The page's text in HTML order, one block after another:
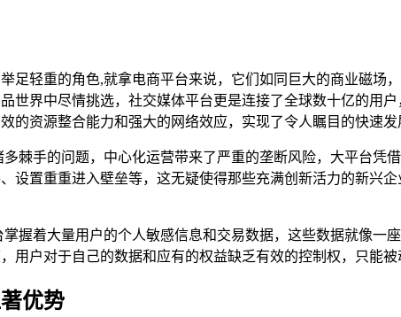
足轻重的角色,就拿电商平台来说，它们如同巨大的商业磁
世界中尽情挑选，社交媒体平台更是连接了全球数十亿的用
的资源整合能力和强大的网络效应，实现了令人瞩目的快速发
棘手的问题，中心化运营带来了严重的垄断风险，大平台凭
设置重重进入壁垒等，这无疑使得那些充满创新活力的新兴
握着大量用户的个人敏感信息和交易数据，这些数据就像一
用户对于自己的数据和应有的权益缺乏有效的控制权，只能被
优势